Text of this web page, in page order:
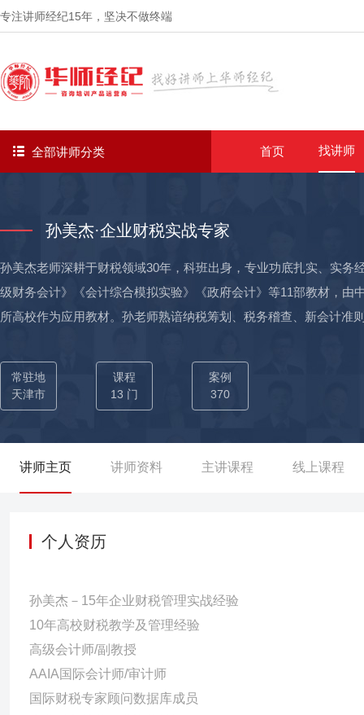
专注讲师经纪15年 ，坚决不做终端
全部讲师分类 首页 找讲师
孙美杰·企业财税实战专家
孙美杰老师深耕于财税领域30年，科班出身，专业功底扎实、实
级财务会计》《会计综合模拟实验》《政府会计》等11部教材，
所高校作为应用教材。孙老师熟谙纳税筹划、税务稽查、新会计
场次，累计学员约50000余名，课程满意度保持在95%以上。 实战经验： ——曾15年任职于世界500强及大型企业：凭借扎实的财
税知识从基层走向管理，超强的工作能力赢得领导与下属的一致
作，确定会计核算的编制方法，提高财务部的整体工作效率与工作
系，制定税收筹划方案并实施，对公司总部及旗下分公司人员进
政人员”等荣誉。 ● 主持并参与省级《基于多层次自主选择的应用
大赛的指导导师，辅导参赛学生财务、税务、财务管理等方面知
常驻地
天津市
课程
13 门
案例
370
讲师主页 讲师资料 主讲课程 线上课程
个人资历
孙美杰－15年企业财税管理实战经验
10年高校财税教学及管理经验
高级会计师/副教授
AAIA国际会计师/审计师
国际财税专家顾问数据库成员